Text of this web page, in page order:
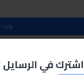
اشترك في
بحث